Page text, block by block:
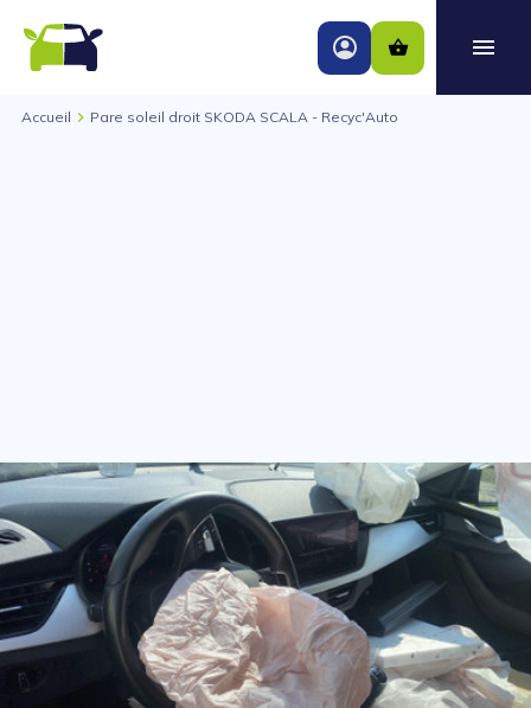
Accueil Pare soleil droit SKODA SCALA - Recyc'Auto